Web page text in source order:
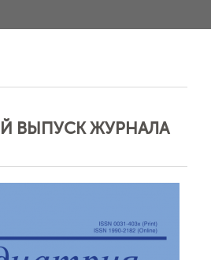
ВЫПУСК ЖУРНАЛА